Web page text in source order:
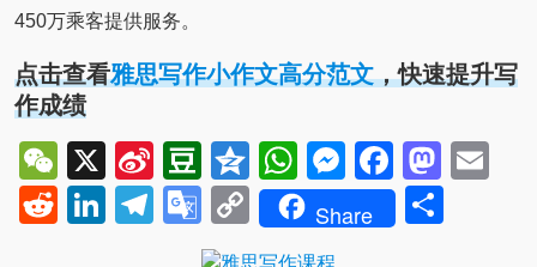
450万乘客提供服务。
点击查看雅思写作小作文高分范文，快速提升写
作成绩
WeChat
X
Sina
Weibo
Douban
QzoneWhatsApp
Messenger
RedditLinkedIn
Telegram
Google
Translate
Copy
Link
Share